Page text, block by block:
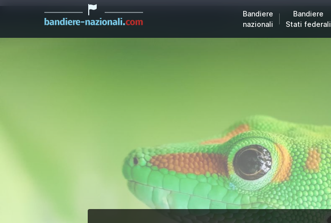
Bandiere
nazionali
Bandiere
Stati federali